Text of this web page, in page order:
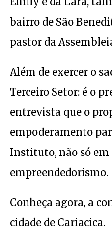
bairro de São
pastor da
Além de exercer o
Terceiro Setor: é o
entrevista que o
empoderamento
Instituto, não só em
empreendedorismo.
Conheça agora, a
cidade de Cariacica.